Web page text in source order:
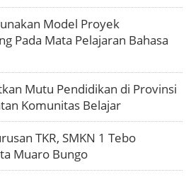
Model Proyek
Pada Mata Pelajaran Bahasa
Mutu Pendidikan di Provinsi
Komunitas Belajar
TKR, SMKN 1 Tebo
Muaro Bungo